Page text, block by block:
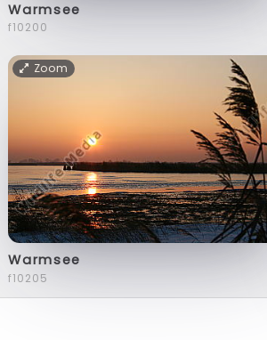
Warmsee
f10200
Zoom
Warmsee
f10205